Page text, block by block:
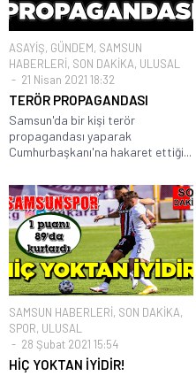
ASAYİŞ, GÜNDEM, SAMSUN
HABERLERİ, SON DAKİKA, ULUSAL
21 Nisan 2021 18:32
TERÖR PROPAGANDASI
Samsun'da bir kişi terör
propagandası yaparak
Cumhurbaşkanı'na hakaret ettiği...
SAMSUN HABERLERİ, SON DAKİKA,
SPOR, ULUSAL
28 Şubat 2021 15:54
HİÇ YOKTAN İYİDİR!